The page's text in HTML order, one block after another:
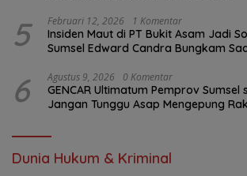
5 Februari 12, 2026 1 Komentar
Insiden Maut di PT Bukit Asam Jadi
Sumsel Edward Candra Bungkam
6 Agustus 9, 2026 0 Komentar
GENCAR Ultimatum Pemprov Sumsel
Jangan Tunggu Asap Mengepung
Dunia Hukum & Kriminal